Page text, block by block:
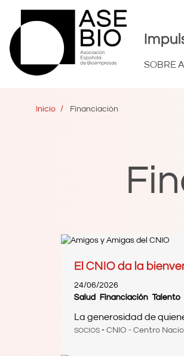
SOBRE
Inicio Financiación
El CNIO da la
24/06/2026
Salud
Financiación Talento
La generosidad de
SOCIOS - CNIO - Centro